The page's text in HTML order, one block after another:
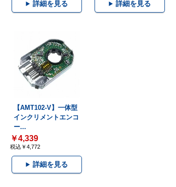
詳細を見る 詳細を見る
【AMT102-V】一体型
インクリメントエンコ
ー...
￥4,339
税込￥4,772
詳細を見る